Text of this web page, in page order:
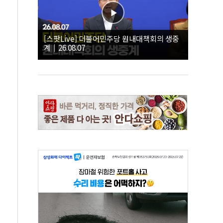
[스팟Live] 더불어민주당 원내대책회의 생중
계｜26.08.07